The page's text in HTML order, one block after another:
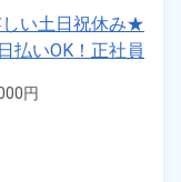
しい土日祝休み★
払いOK！正社員
野県松本市》
円